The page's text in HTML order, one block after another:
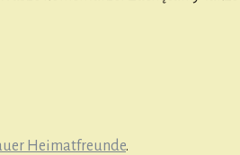
Heimatfreunde.